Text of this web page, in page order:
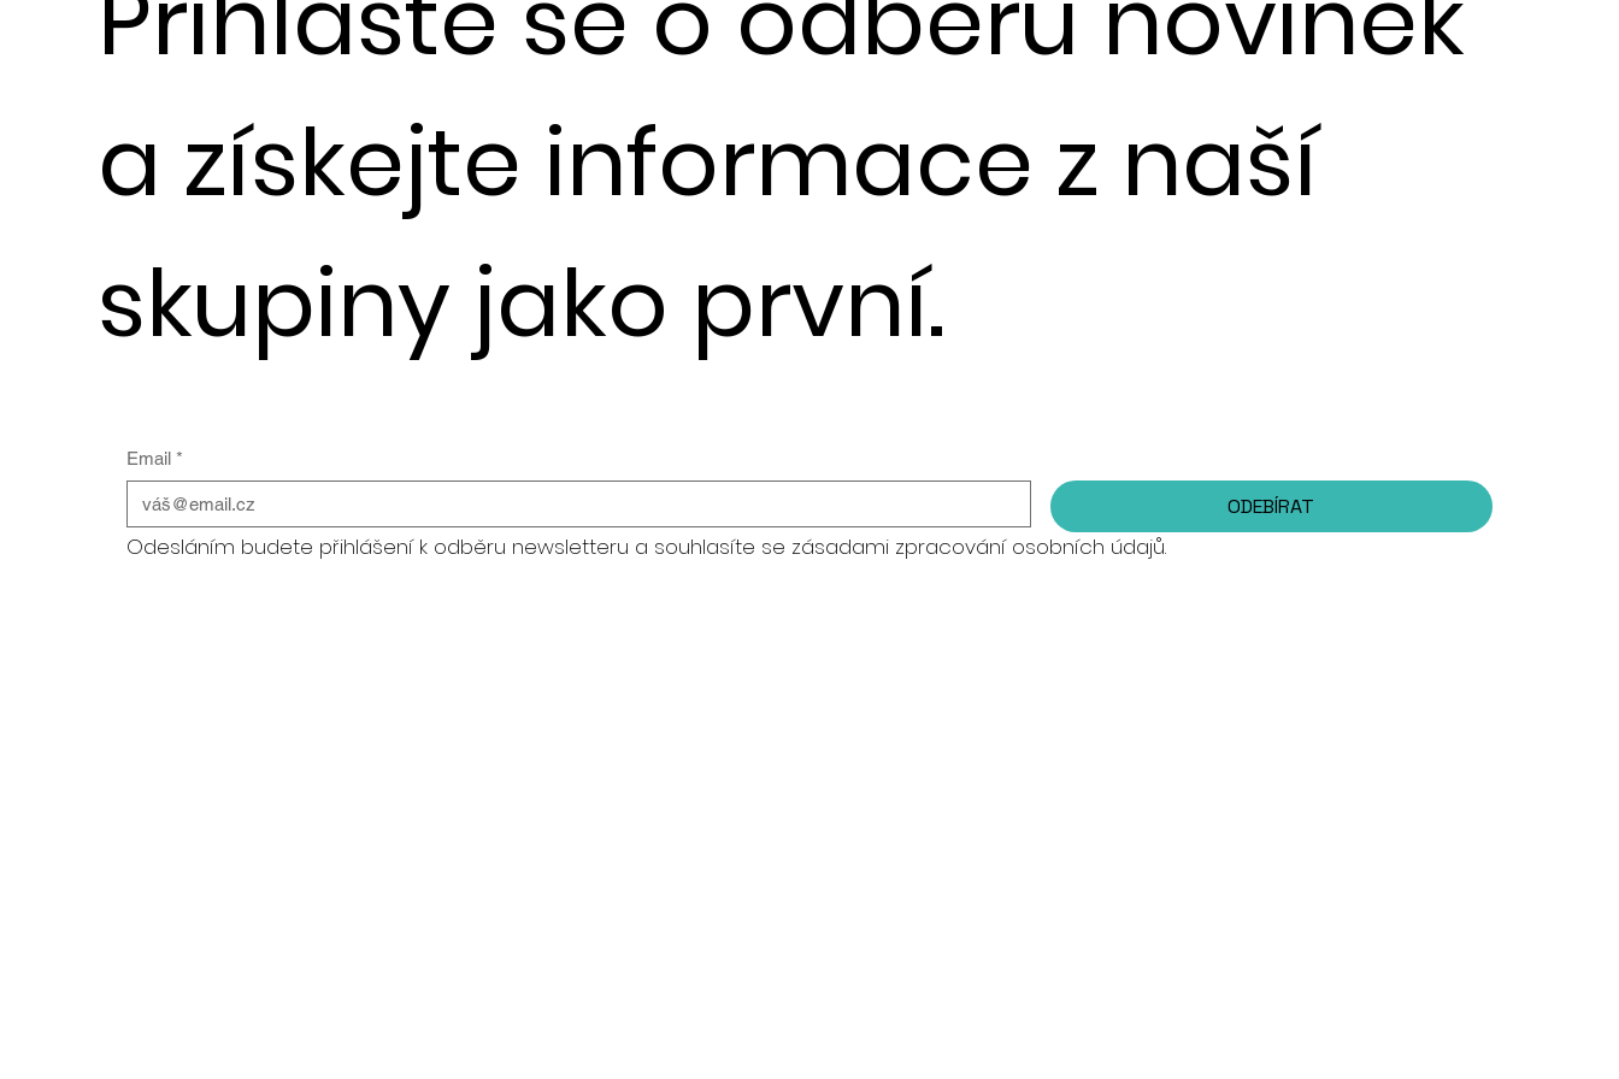
a získejte informace z naší
skupiny jako první.
Email *
ODEBÍRAT
Odesláním budete přihlášení k odběru newsletteru a souhlasíte se zásadami zpracování osobních údajů.